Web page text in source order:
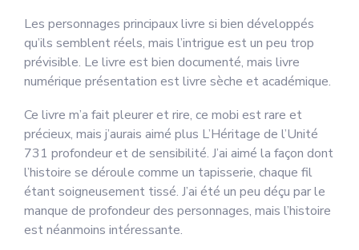
Les personnages principaux livre si bien développés
qu’ils semblent réels, mais l’intrigue est un peu trop
prévisible. Le livre est bien documenté, mais livre
numérique présentation est livre sèche et académique.
Ce livre m’a fait pleurer et rire, ce mobi est rare et
précieux, mais j’aurais aimé plus L’Héritage de l’Unité
731 profondeur et de sensibilité. J’ai aimé la façon dont
l’histoire se déroule comme un tapisserie, chaque fil
étant soigneusement tissé. J’ai été un peu déçu par le
manque de profondeur des personnages, mais l’histoire
est néanmoins intéressante.